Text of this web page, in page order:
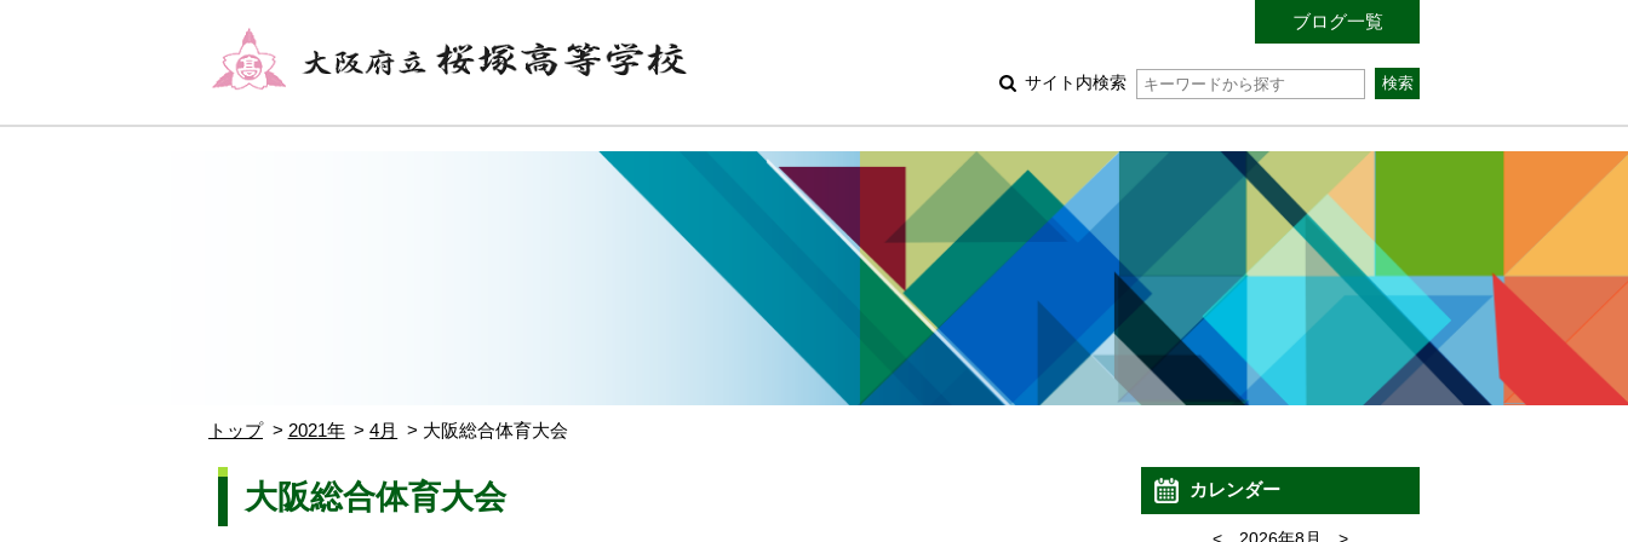
ブログ一覧
サイト内検索
トップ 2021年 4月 大阪総合体育大会
大阪総合体育大会 カレンダー